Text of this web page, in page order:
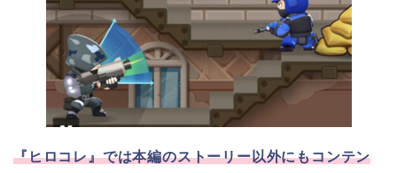
『ヒロコレ』では本編のストーリー以外にもコンテン